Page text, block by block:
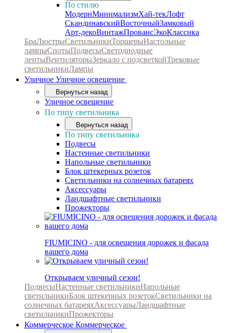
По стилю
МодернМинимализмХай-текЛофт
СкандинавскийВосточныйЗамковый
Арт-декоВинтажПровансЭкоКлассика
БраЛюстрыСветильникиТоршерыНастольные
лампыСпотыПодвесыСветодиодные
лентыВентиляторыЗеркало с подсветкойТрековые
светильникиЛампы
Уличное Уличное освещение
Вернуться назад
Уличное освещение
По типу светильника
Вернуться назад
По типу светильника
Подвесы
Настенные светильники
Напольные светильники
Блок штекерных розеток
Светильники на солнечных батареях
Аксессуары
Ландшафтные светильники
Прожекторы
FIUMICINO - для освещения дорожек и фасада
вашего дома
Открываем уличный сезон!
ПодвесыНастенные светильникиНапольные
светильникиБлок штекерных розетокСветильники на
солнечных батареяхАксессуарыЛандшафтные
светильникиПрожекторы
Коммерческое Коммерческое